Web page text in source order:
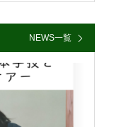
NEWS一覧